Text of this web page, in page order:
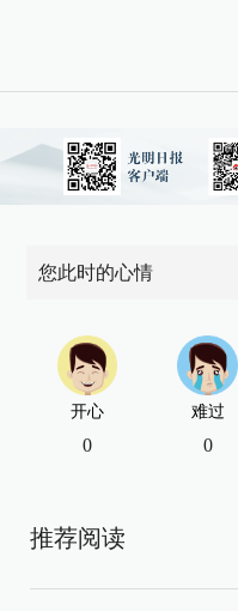
您此时的心情
开心
0
难过
0
推荐阅读